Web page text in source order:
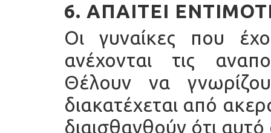
6. ΑΠΑΙΤΕΊ
Οι γυναίκες που
ανέχονται τις
Θέλουν να
διακατέχεται από
διαισθανθούν ότι